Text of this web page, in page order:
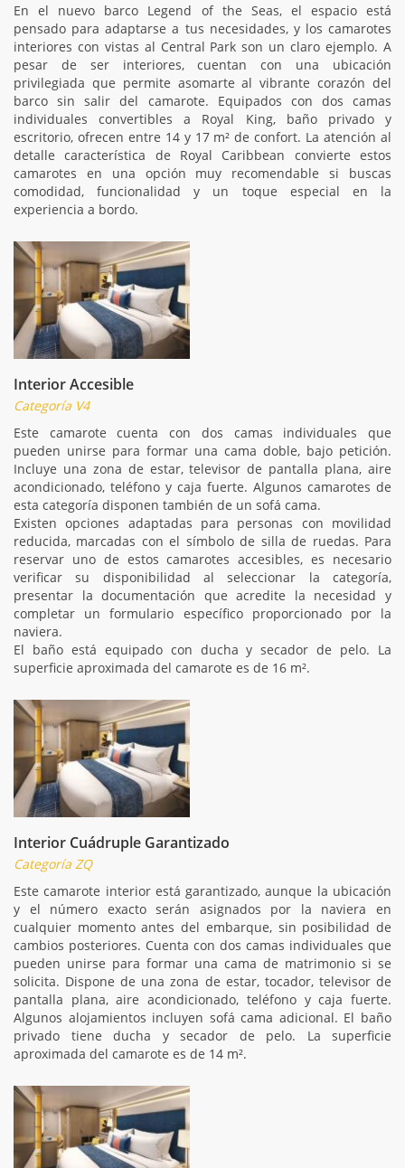
En el nuevo barco Legend of the Seas, el espacio está
pensado para adaptarse a tus necesidades, y los camarotes
interiores con vistas al Central Park son un claro ejemplo. A
pesar de ser interiores, cuentan con una ubicación
privilegiada que permite asomarte al vibrante corazón del
barco sin salir del camarote. Equipados con dos camas
individuales convertibles a Royal King, baño privado y
escritorio, ofrecen entre 14 y 17 m² de confort. La atención al
detalle característica de Royal Caribbean convierte estos
camarotes en una opción muy recomendable si buscas
comodidad, funcionalidad y un toque especial en la
experiencia a bordo.
Interior Accesible
Categoría V4
Este camarote cuenta con dos camas individuales que
pueden unirse para formar una cama doble, bajo petición.
Incluye una zona de estar, televisor de pantalla plana, aire
acondicionado, teléfono y caja fuerte. Algunos camarotes de
esta categoría disponen también de un sofá cama.
Existen opciones adaptadas para personas con movilidad
reducida, marcadas con el símbolo de silla de ruedas. Para
reservar uno de estos camarotes accesibles, es necesario
verificar su disponibilidad al seleccionar la categoría,
presentar la documentación que acredite la necesidad y
completar un formulario específico proporcionado por la
naviera.
El baño está equipado con ducha y secador de pelo. La
superficie aproximada del camarote es de 16 m².
Interior Cuádruple Garantizado
Categoría ZQ
Este camarote interior está garantizado, aunque la ubicación
y el número exacto serán asignados por la naviera en
cualquier momento antes del embarque, sin posibilidad de
cambios posteriores. Cuenta con dos camas individuales que
pueden unirse para formar una cama de matrimonio si se
solicita. Dispone de una zona de estar, tocador, televisor de
pantalla plana, aire acondicionado, teléfono y caja fuerte.
Algunos alojamientos incluyen sofá cama adicional. El baño
privado tiene ducha y secador de pelo. La superficie
aproximada del camarote es de 14 m².